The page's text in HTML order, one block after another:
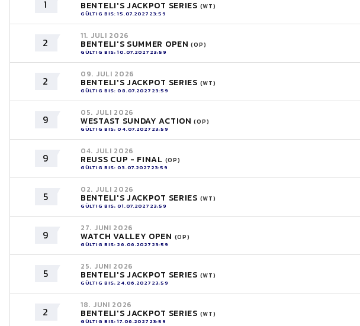
1 BENTELI'S JACKPOT SERIES (WT)
GÜLTIG BIS: 15.07.2027 23:59
2
11. JULI 2026
BENTELI'S SUMMER OPEN(OP)
GÜLTIG BIS: 10.07.2027 23:59
2
09. JULI 2026
BENTELI'S JACKPOT SERIES (WT)
GÜLTIG BIS: 08.07.2027 23:59
9
05. JULI 2026
WESTAST SUNDAY ACTION(OP)
GÜLTIG BIS: 04.07.2027 23:59
9
04. JULI 2026
REUSS CUP - FINAL (OP)
GÜLTIG BIS: 03.07.2027 23:59
5
02. JULI 2026
BENTELI'S JACKPOT SERIES (WT)
GÜLTIG BIS: 01.07.2027 23:59
9
27. JUNI 2026
WATCH VALLEY OPEN (OP)
GÜLTIG BIS: 26.06.2027 23:59
5
25. JUNI 2026
BENTELI'S JACKPOT SERIES (WT)
GÜLTIG BIS: 24.06.2027 23:59
2
18. JUNI 2026
BENTELI'S JACKPOT SERIES (WT)
GÜLTIG BIS: 17.06.2027 23:59